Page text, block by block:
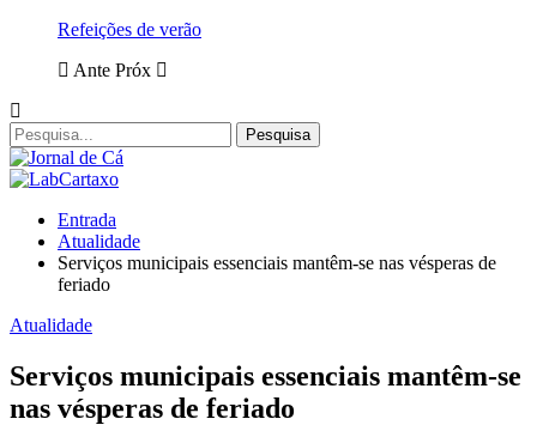
Refeições de verão
Ante Próx
Entrada
Atualidade
Serviços municipais essenciais mantêm-se nas vésperas de
feriado
Atualidade
Serviços municipais essenciais mantêm-se
nas vésperas de feriado